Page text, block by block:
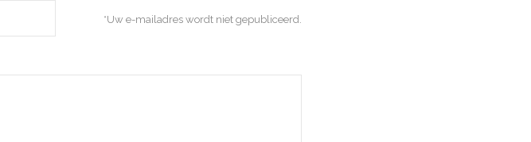
*Uw e-mailadres wordt niet gepubliceerd.